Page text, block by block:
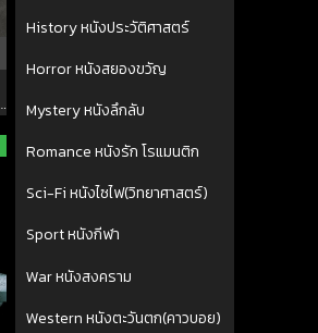
History หนังประวัติศาสตร์
Horror หนังสยองขวัญ
Mystery หนังลึกลับ
Romance หนังรัก โรแมนติก
Sci-Fi หนังไซไฟ(วิทยาศาสตร์)
Sport หนังกีฬา
War หนังสงคราม
Western หนังตะวันตก(คาวบอย)